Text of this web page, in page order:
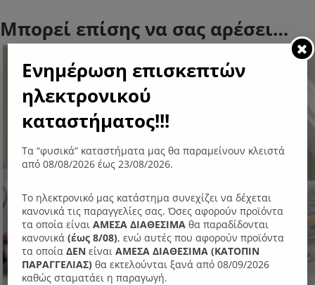
Μπορεί επίσης να σας αρέσει…
- 14%
Ενημέρωση επισκεπτών
ηλεκτρονικού
καταστήματος!!!
Τα “φυσικά” καταστήματα μας θα παραμείνουν κλειστά
από 08/08/2026 έως 23/08/2026.
Το ηλεκτρονικό μας κατάστημα συνεχίζει να δέχεται
κανονικά τις παραγγελίες σας. Όσες αφορούν προϊόντα
τα οποία είναιΑΜΕΣΑ ΔΙΑΘΕΣΙΜΑ θα παραδίδονται
κανονικά(έως 8/08), ενώ αυτές που αφορούν προϊόντα
τα οποίαΔΕΝ είναι ΑΜΕΣΑ ΔΙΑΘΕΣΙΜΑ (ΚΑΤΟΠΙΝ
ΠΑΡΑΓΓΕΛIΑΣ) θα εκτελούνται ξανά από 08/09/2026
καθώς σταματάει η παραγωγή.